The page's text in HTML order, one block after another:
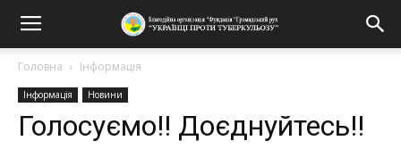
Головна Інформація
Інформація Новини
Голосуємо!! Доєднуйтесь!!